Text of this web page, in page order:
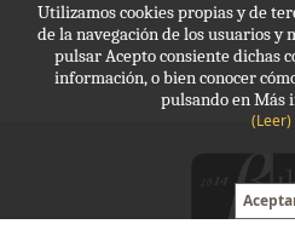
Utilizamos cookies propias y de
de la navegación de los usuarios
pulsar Acepto consiente dichas
información, o bien conocer
pulsando en Más
(Leer)